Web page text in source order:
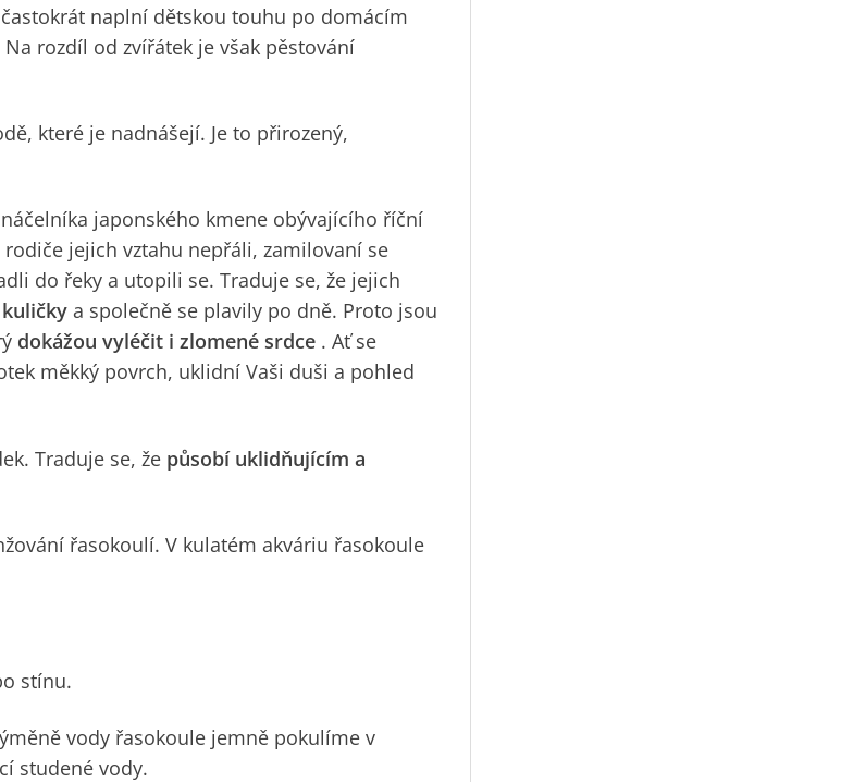
naplní dětskou touhu po domácím
rozdíl od zvířátek je však pěstování
které je nadnášejí. Je to přirozený,
náčelníka japonského kmene obývajícího říční
jejich vztahu nepřáli, zamilovaní se
do řeky a utopili se. Traduje se, že jejich
a společně se plavily po dně. Proto jsou
dokážou vyléčit i zlomené srdce . Ať se
měkký povrch, uklidní Vaši duši a pohled
Traduje se, že působí uklidňujícím a
řasokoulí. V kulatém akváriu řasokoule
stínu.
vody řasokoule jemně pokulíme v
studené vody.